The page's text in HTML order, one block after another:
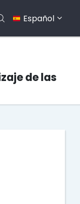
Español
de las